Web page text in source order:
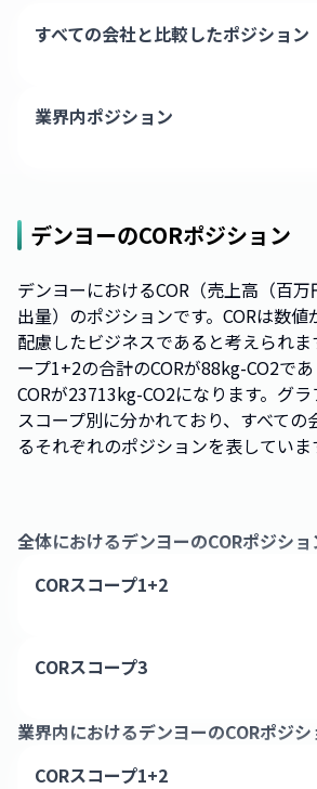
すべての会社と比較したポジション
業界内ポジション
デンヨーのCORポジション
デンヨーにおけるCOR（売上高（百
出量）のポジションです。CORは数
配慮したビジネスであると考えられ
ープ1+2の合計のCORが88kg-CO2で
CORが23713kg-CO2になります。グ
スコープ別に分かれており、すべての
るそれぞれのポジションを表していま
全体におけるデンヨーのCORポジショ
CORスコープ1+2
CORスコープ3
業界内におけるデンヨーのCORポジ
CORスコープ1+2